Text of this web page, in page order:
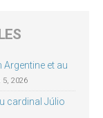
Argentine et au
5, 2026
cardinal Júlio